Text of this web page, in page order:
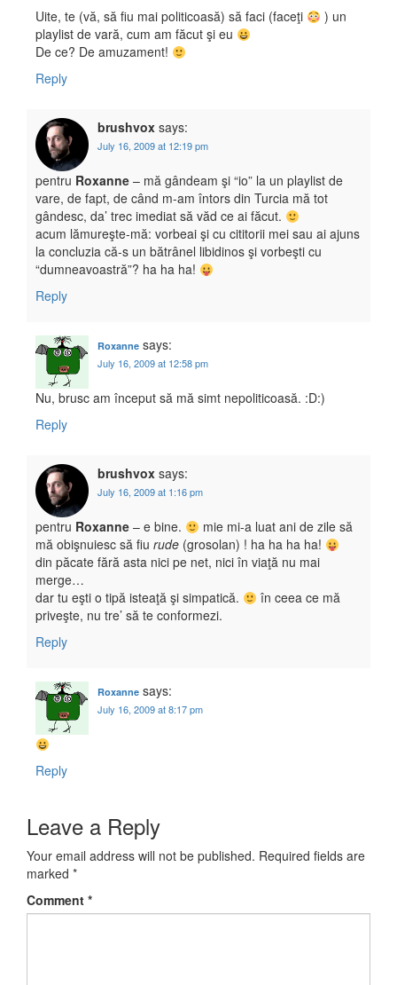
Uite, te (vă, să fiu mai politicoasă) să faci (faceţi
) un
playlist de vară, cum am făcut şi eu
De ce? De amuzament!
Reply
brushvox says:
July 16, 2009 at 12:19 pm
pentru Roxanne – mă gândeam şi “io” la un playlist de
vare, de fapt, de când m-am întors din Turcia mă tot
gândesc, da’ trec imediat să văd ce ai făcut.
acum lămureşte-mă: vorbeai şi cu cititorii mei sau ai ajuns
la concluzia că-s un bătrânel libidinos şi vorbeşti cu
“dumneavoastră”? ha ha ha!
Reply
Roxanne says:
July 16, 2009 at 12:58 pm
Nu, brusc am început să mă simt nepoliticoasă. :D:)
Reply
brushvox says:
July 16, 2009 at 1:16 pm
pentru Roxanne – e bine.
mie mi-a luat ani de zile să
mă obişnuiesc să fiu rude (grosolan) ! ha ha ha ha!
din păcate fără asta nici pe net, nici în viaţă nu mai
merge…
dar tu eşti o tipă isteaţă şi simpatică.
în ceea ce mă
priveşte, nu tre’ să te conformezi.
Reply
Roxanne says:
July 16, 2009 at 8:17 pm
Reply
Leave a Reply
Your email address will not be published. Required fields are
marked *
Comment *